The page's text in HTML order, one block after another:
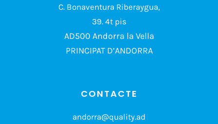
C. Bonaventura Riberaygua,
39. 4t pis
AD500 Andorra la Vella
PRINCIPAT D’ANDORRA
CONTACTE
andorra@quality.ad